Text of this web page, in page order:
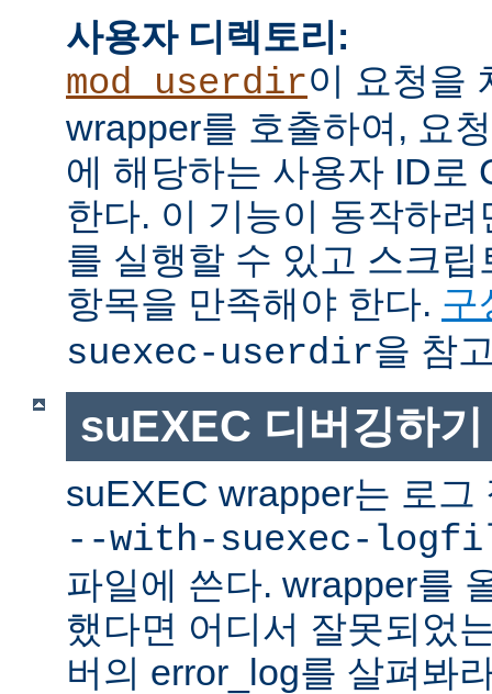
사용자 디렉토리:
mod_userdir이 요청을
wrapper를 호출하여, 요
에 해당하는 사용자 ID로
한다. 이 기능이 동작하
를 실행할 수 있고 스크
항목을 만족해야 한다. 구
suexec-userdir을 참
suEXEC 디버깅하기
suEXEC wrapper는 로그
--with-suexec-
파일에 쓴다. wrapper를
했다면 어디서 잘못되었
버의 error_log를 살펴봐